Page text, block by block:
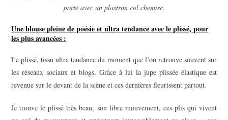
porté avec un plastron col chemise.
Une blouse pleine de poésie et ultra tendance avec le plissé, pour
les plus avancées :
Le plissé, tissu ultra tendance du moment que l’on retrouve souvent sur
les réseaux sociaux et blogs. Grâce à lui la jupe plissée élastique est
revenue sur le devant de la scène et ces dernières fleurissent partout.
Je trouve le plissé très beau, son libre mouvement, ces plis qui vivent